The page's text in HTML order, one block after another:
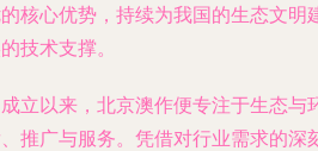
核心优势，持续为我国的生态文明
技术支撑。
立以来，北京澳作便专注于生态与
推广与服务。凭借对行业需求的深